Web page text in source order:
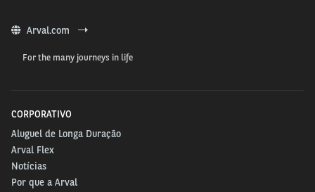
Arval.com
For the many journeys in life
CORPORATIVO
Aluguel de Longa Duração
Arval Flex
Notícias
Por que a Arval